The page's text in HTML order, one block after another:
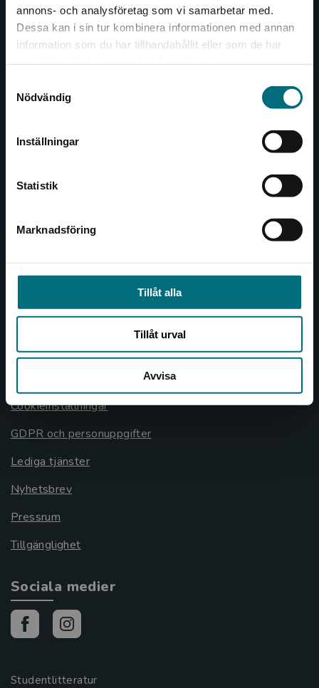
annons- och analysföretag som vi samarbetar med.
Dessa kan i sin tur kombinera informationen med annan
information som du har tillhandahållit eller som de har
Nödvändig
Inställningar
Statistik
Marknadsföring
Tillåt alla
Tillåt urval
Avvisa
Det verkar som att du besöker
Sverige. För att kunna slutföra ett köp måste
046-31 20 00
Box 141
Besöksadress:
Åkergränden 1
Kontakta kundservice
Köpvillkor
Allmänna länkar
Om oss
Cookieinställningar
GDPR och personuppgifter
Lediga tjänster
Nyhetsbrev
Pressrum
Tillgänglighet
Sociala medier
Studentlitteratur